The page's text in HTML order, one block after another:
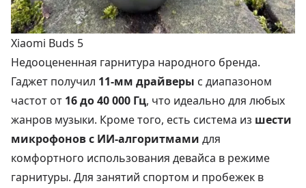
Xiaomi Buds 5
Недооцененная гарнитура народного бренда.
Гаджет получил 11-мм драйверы с диапазоном
частот от 16 до 40 000 Гц, что идеально для любых
жанров музыки. Кроме того, есть система из шести
микрофонов с ИИ-алгоритмами для
комфортного использования девайса в режиме
гарнитуры. Для занятий спортом и пробежек в